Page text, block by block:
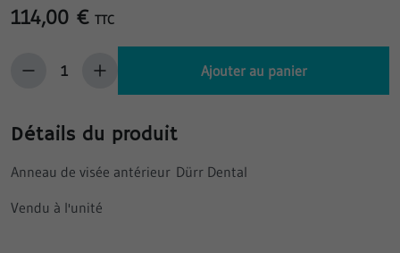
114,00 € TTC
Ajouter au panier
Détails du produit
Anneau de visée antérieur Dürr Dental
Vendu à l'unité